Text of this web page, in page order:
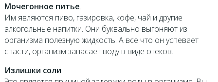
Мочегонное питье.
Им являются пиво, газировка, кофе, чай и другие
алкогольные напитки. Они буквально выгоняют из
организма полезную жидкость. А все что он успевает
спасти, организм запасает воду в виде отеков.
Излишки соли.